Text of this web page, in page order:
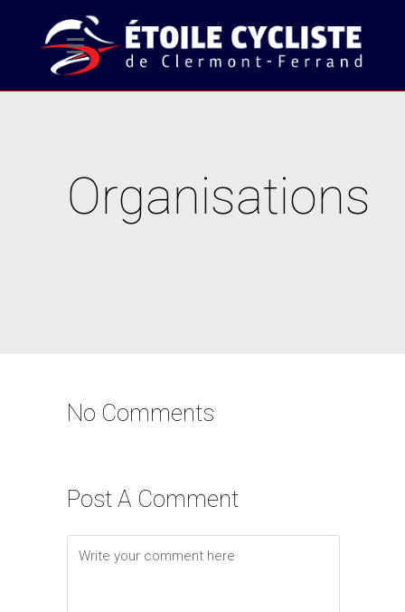
Organisations
No Comments
Post A Comment